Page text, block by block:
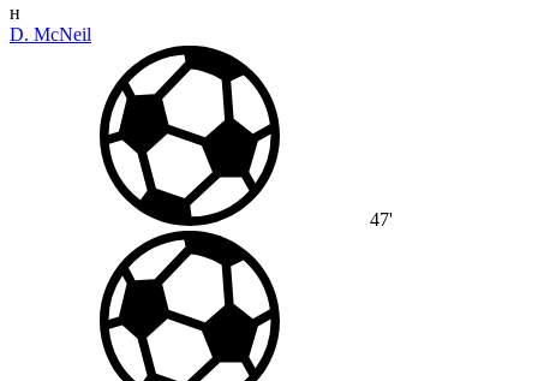
н
D. McNeil
47'